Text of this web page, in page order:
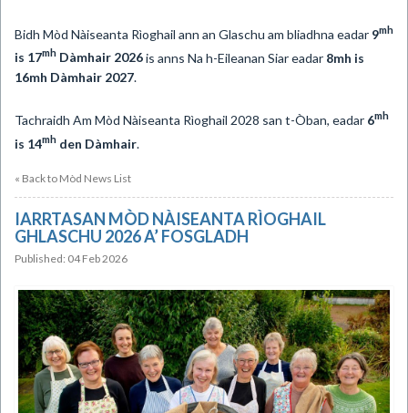
Bidh Mòd Nàiseanta Rìoghail ann an Glaschu am bliadhna eadar 9mh
is 17mh Dàmhair 2026is anns Na h-Eileanan Siar eadar 8mh is
16mh Dàmhair 2027.
Tachraidh Am Mòd Nàiseanta Rìoghail 2028 san t-Òban, eadar 6mh
is 14mh den Dàmhair.
« Back to Mòd News List
IARRTASAN MÒD NÀISEANTA RÌOGHAIL
GHLASCHU 2026 A’ FOSGLADH
Published: 04 Feb 2026